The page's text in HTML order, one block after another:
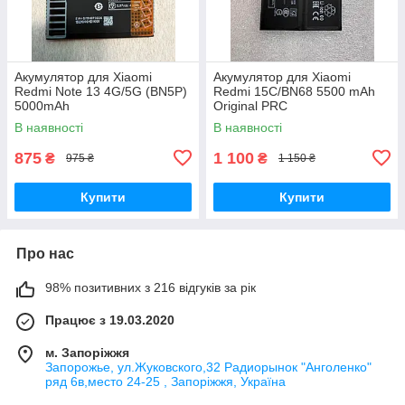
Акумулятор для Xiaomi
Redmi Note 13 4G/5G (BN5P)
5000mAh
В наявності
875 ₴ 975 ₴
Купити
Акумулятор для Xiaomi
Redmi 15C/BN68 5500 mAh
Original PRC
В наявності
1 100 ₴ 1 150 ₴
Купити
Про нас
98% позитивних з 216 відгуків за рік
Працює з 19.03.2020
м. Запоріжжя
Запорожье, ул.Жуковского,32 Радиорынок "Анголенко"
ряд 6в,место 24-25 , Запоріжжя, Україна